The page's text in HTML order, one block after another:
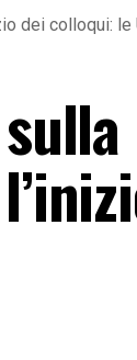
dei colloqui: le